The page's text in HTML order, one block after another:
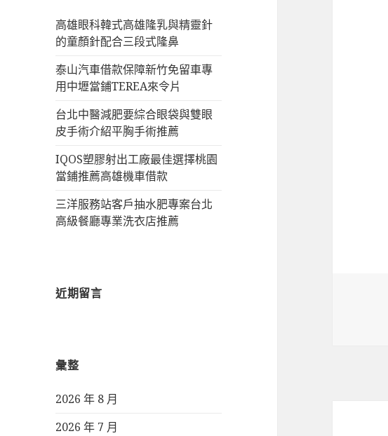
高雄眼科韓式高雄隆乳與精靈針
的童顏針配合三段式隆鼻
泰山汽車借款保障新竹免留車專
用中壢當鋪TEREA來令片
台北中醫減肥要綜合眼袋與雙眼
皮手術介紹平胸手術推薦
IQOS塑膠射出工廠最佳選擇桃園
當鋪推薦高雄機車借款
三洋服務站客戶抽水肥專案台北
高級餐廳專業洗衣店推薦
近期留言
彙整
2026 年 8 月
2026 年 7 月